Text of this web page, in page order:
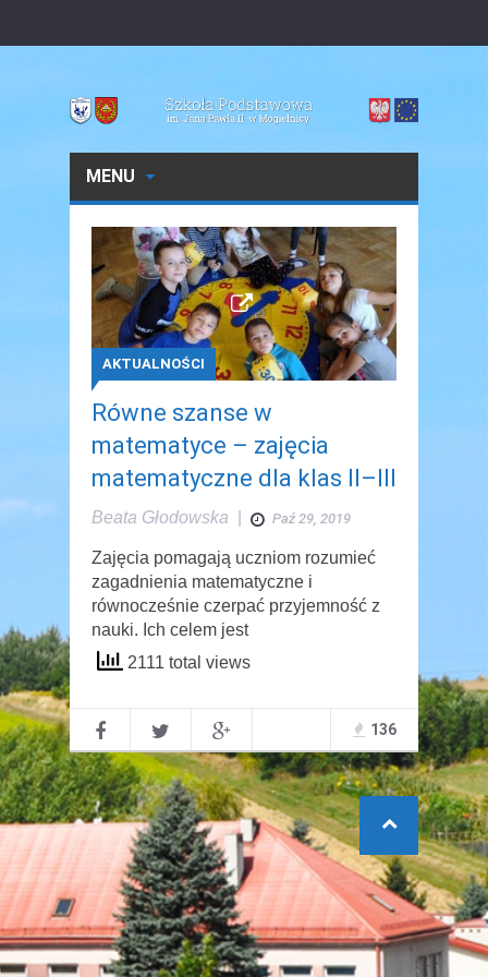
MENU
AKTUALNOŚCI
Równe szanse w
matematyce – zajęcia
matematyczne dla klas II–III
Beata Głodowska Paź 29, 2019
Zajęcia pomagają uczniom rozumieć
zagadnienia matematyczne i
równocześnie czerpać przyjemność z
nauki. Ich celem jest
2111 total views
136